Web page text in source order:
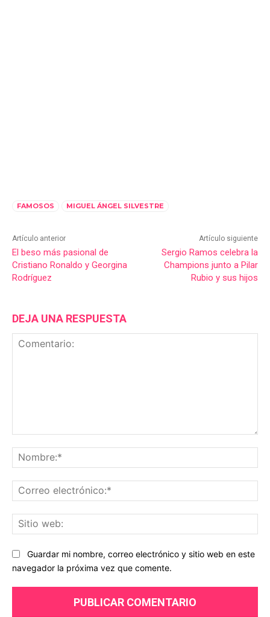
FAMOSOS MIGUEL ÁNGEL SILVESTRE
Artículo anterior
El beso más pasional de
Cristiano Ronaldo y Georgina
Rodríguez
Artículo siguiente
Sergio Ramos celebra la
Champions junto a Pilar
Rubio y sus hijos
DEJA UNA RESPUESTA
Guardar mi nombre, correo electrónico y sitio web en este
navegador la próxima vez que comente.